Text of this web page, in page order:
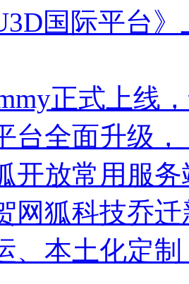
国际平台
正式上线
台全面升级
开放常用服
网狐科技乔迁
、本土化定